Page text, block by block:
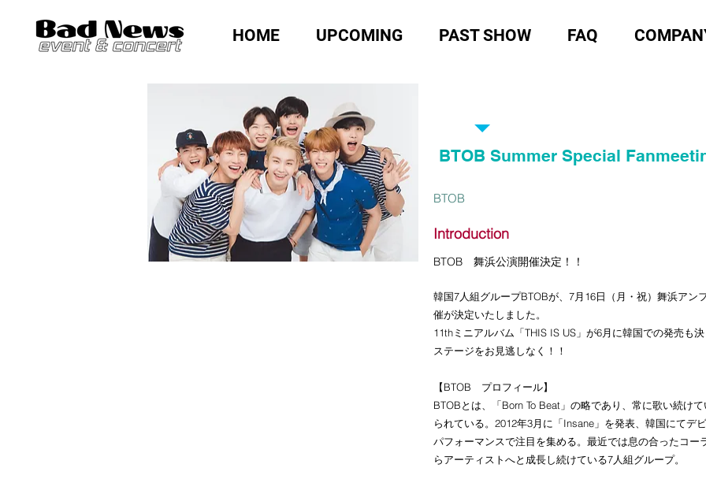
HOME UPCOMING PAST SHOW FAQ
BTOB Summer Special
​BTOB
Introduction
BTOB 舞浜公演開催決定！！
韓国7人組グループBTOBが、7月16日（月・祝）舞浜アン
催が決定いたしました。
11thミニアルバム「THIS IS US」が6月に韓国での発売も
ステージをお見逃しなく！！
【BTOB プロフィール】
BTOBとは、「Born To Beat」の略であり、常に歌い続け
られている。2012年3月に「Insane」を発表、韓国にてデ
パフォーマンスで注目を集める。最近では息の合ったコ
らアーティストへと成長し続けている7人組グループ。